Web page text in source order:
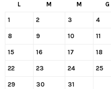
L M M G
1 2 3 4
8 9 10 11
15 16 17 18
22 23 24 25
29 30 31